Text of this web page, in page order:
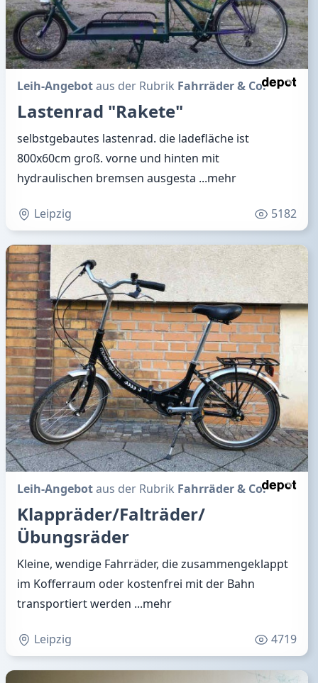
Leih-Angebotaus der Rubrik Fahrräder & Co.
Lastenrad "Rakete"
selbstgebautes lastenrad. die ladefläche ist
800x60cm groß. vorne und hinten mit
hydraulischen bremsen ausgesta ...mehr
Leipzig 5182
Leih-Angebotaus der Rubrik Fahrräder & Co.
Klappräder/Falträder/
Übungsräder
Kleine, wendige Fahrräder, die zusammengeklappt
im Kofferraum oder kostenfrei mit der Bahn
transportiert werden ...mehr
Leipzig 4719